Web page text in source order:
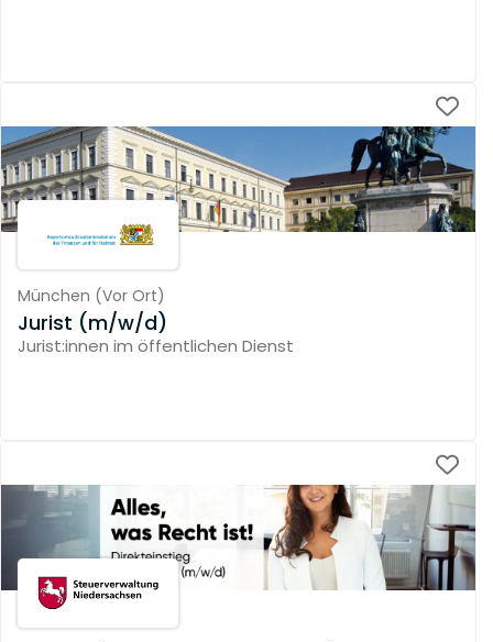
München (Vor Ort)
Jurist (m/w/d)
Jurist:innen im öffentlichen Dienst